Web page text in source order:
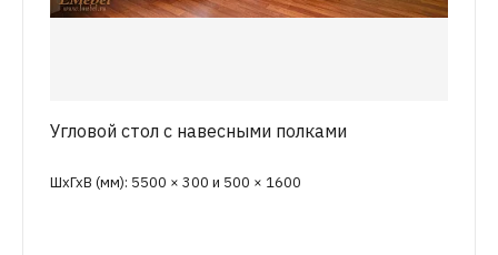
Угловой стол с навесными полками
ШхГхВ (мм): 5500 × 300 и 500 × 1600